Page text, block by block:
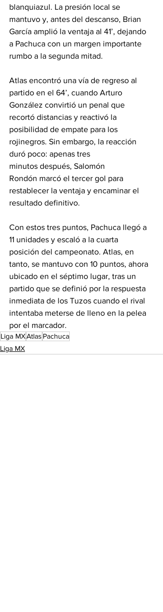
blanquiazul. La presión local se
mantuvo y, antes del descanso, Brian
García amplió la ventaja al 41’, dejando
a Pachuca con un margen importante
rumbo a la segunda mitad.
Atlas encontró una vía de regreso al
partido en el 64’, cuando Arturo
González convirtió un penal que
recortó distancias y reactivó la
posibilidad de empate para los
rojinegros. Sin embargo, la reacción
duró poco: apenas tres
minutos después, Salomón
Rondón marcó el tercer gol para
restablecer la ventaja y encaminar el
resultado definitivo.
Con estos tres puntos, Pachuca llegó a
11 unidades y escaló a la cuarta
posición del campeonato. Atlas, en
tanto, se mantuvo con 10 puntos, ahora
ubicado en el séptimo lugar, tras un
partido que se definió por la respuesta
inmediata de los Tuzos cuando el rival
intentaba meterse de lleno en la pelea
por el marcador.
Liga MXAtlas Pachuca
Liga MX